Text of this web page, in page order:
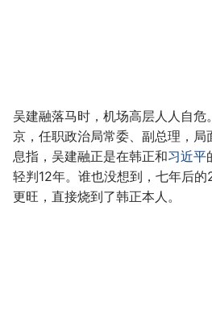
吴建融落马时，机场高层人人自
京，任职政治局常委、副总理，局
息指，吴建融正是在韩正和习近平
轻判12年。谁也没想到，七年后
更旺，直接烧到了韩正本人。